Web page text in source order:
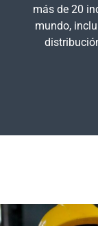
más de 20
mundo,